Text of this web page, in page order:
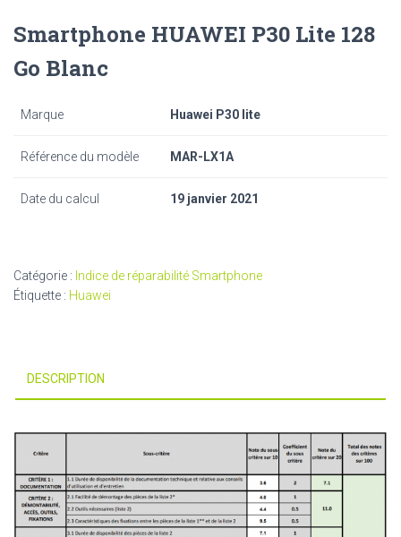
Smartphone HUAWEI P30 Lite 128
Go Blanc
Marque Huawei P30 lite
Référence du modèle MAR-LX1A
Date du calcul 19 janvier 2021
Catégorie : Indice de réparabilité Smartphone
Étiquette : Huawei
DESCRIPTION